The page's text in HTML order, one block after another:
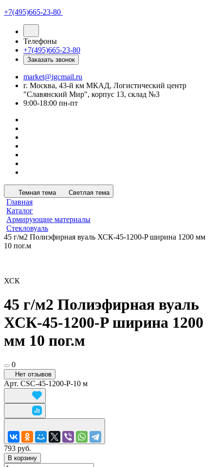
+7(495)665-23-80
Телефоны
+7(495)665-23-80
Заказать звонок
market@igcmail.ru
г. Москва, 43-й км МКАД, Логистический центр
"Славянский Мир", корпус 13, склад №3
9:00-18:00 пн-пт
Темная тема Светлая тема
Главная
Каталог
Армирующие материалы
Стекловуаль
45 г/м2 Полиэфирная вуаль ХСК-45-1200-P ширина 1200 мм
10 пог.м
ХСК
45 г/м2 Полиэфирная вуаль
ХСК-45-1200-P ширина 1200
мм 10 пог.м
0
Нет отзывов
Арт. CSC-45-1200-P-10 м
793 руб.
В корзину